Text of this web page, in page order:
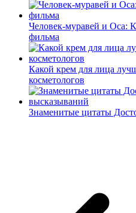
Человек-муравей и Оса:
фильма
Какой крем для лица
косметологов
Знаменитые цитаты